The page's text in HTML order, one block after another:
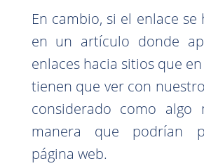
En cambio, si el enlace se
en un artículo donde
enlaces hacia sitios que
tienen que ver con
considerado como algo
manera que podrían
página web.